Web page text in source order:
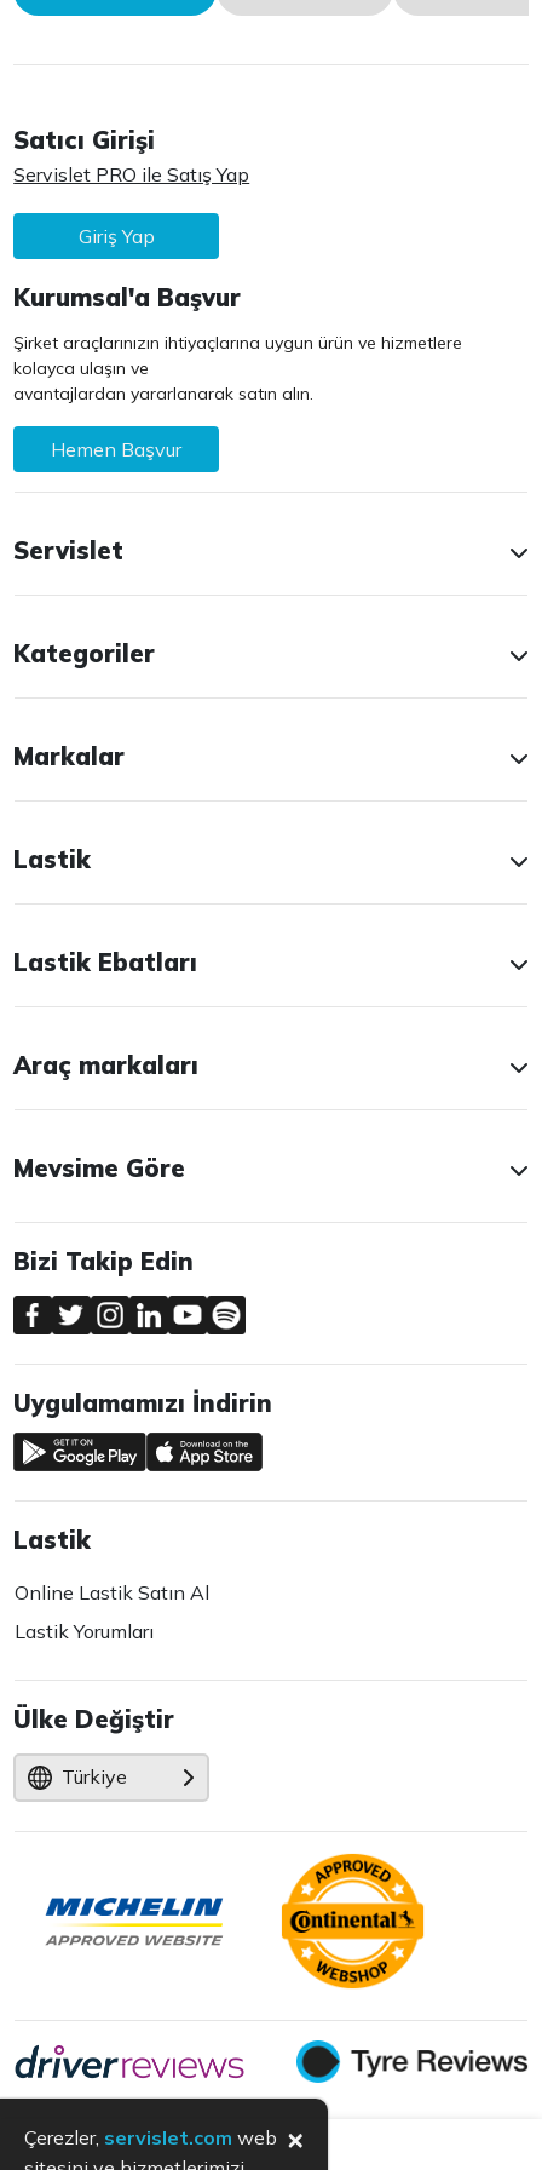
Satıcı Girişi
Servislet PRO ile Satış Yap
Giriş Yap
Kurumsal'a Başvur
Şirket araçlarınızın ihtiyaçlarına uygun ürün ve hizmetlere
kolayca ulaşın ve
avantajlardan yararlanarak satın alın.
Hemen Başvur
Servislet
Kategoriler
Markalar
Lastik
Lastik Ebatları
Araç markaları
Mevsime Göre
Bizi Takip Edin
Uygulamamızı İndirin
Lastik
Online Lastik Satın Al
Lastik Yorumları
Ülke Değiştir
Türkiye
Çerezler, servislet.com web ×